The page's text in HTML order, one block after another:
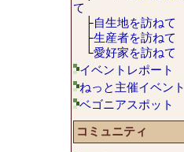
て
├自生地を訪ねて
├生産者を訪ねて
└愛好家を訪ねて
イベントレポート
ねっと主催イベント
ベゴニアスポット
コミュニティ